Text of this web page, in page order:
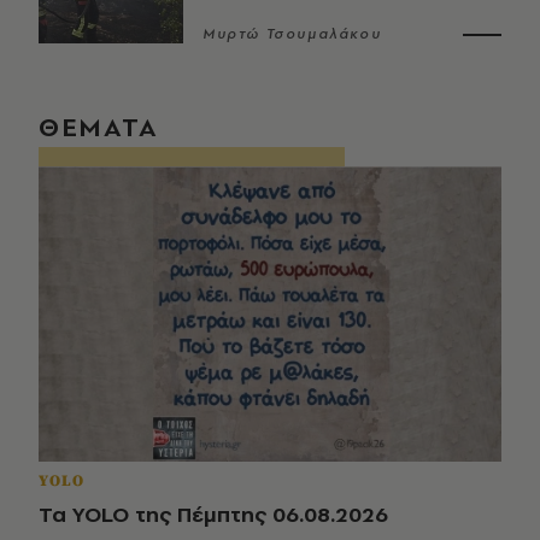
Μυρτώ Τσουμαλάκου
ΘΕΜΑΤΑ
YOLO
Τα YOLO της Πέμπτης 06.08.2026